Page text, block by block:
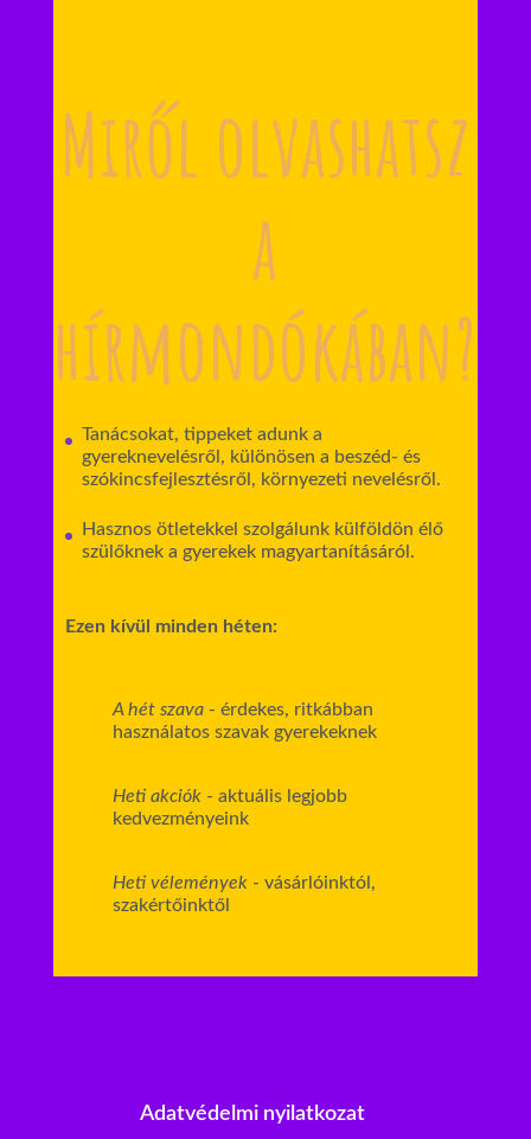
Miről olvashatsz
a
hírmondókában?
Tanácsokat, tippeket adunk a
gyereknevelésről, különösen a beszéd- és
szókincsfejlesztésről, környezeti nevelésről.
Hasznos ötletekkel szolgálunk külföldön élő
szülőknek a gyerekek magyartanításáról.
Ezen kívül minden héten:
A hét szava- érdekes, ritkábban
használatos szavak gyerekeknek
Heti akciók- aktuális legjobb
kedvezményeink
Heti vélemények- vásárlóinktól,
szakértőinktől
Adatvédelmi nyilatkozat